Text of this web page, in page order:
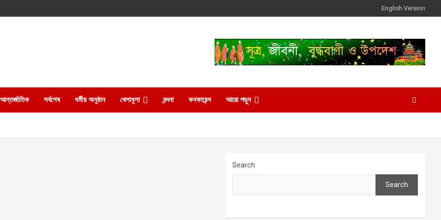
English Version
আন্তর্জাতিক সর্বশেষ ধর্মীয় অনুষ্ঠান খেলাধুলা বন্দনা কনফারেন্স আরো পড়ুন
Search
Search